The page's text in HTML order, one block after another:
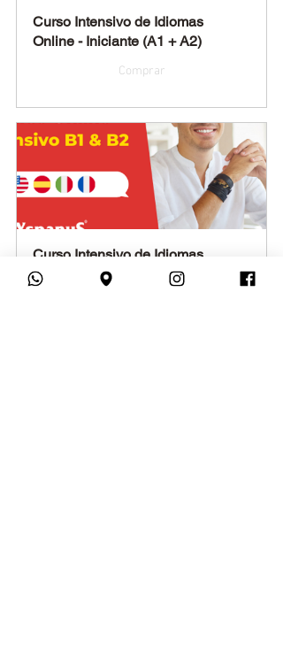
Curso Intensivo de Idiomas
Online - Iniciante (A1 + A2)
Comprar
Curso Intensivo de Idiomas
Online - Intermediário (B1 + B2)